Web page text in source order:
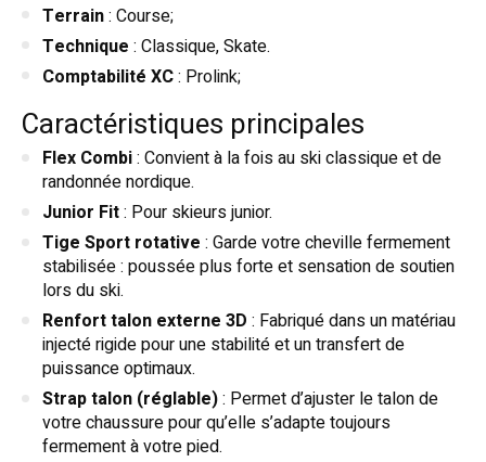
Terrain: Course;
Technique : Classique, Skate.
Comptabilité XC: Prolink;
Caractéristiques principales
Flex Combi: Convient à la fois au ski classique et de
randonnée nordique.
Junior Fit: Pour skieurs junior.
Tige Sport rotative : Garde votre cheville fermement
stabilisée : poussée plus forte et sensation de soutien
lors du ski.
Renfort talon externe 3D : Fabriqué dans un matériau
injecté rigide pour une stabilité et un transfert de
puissance optimaux.
Strap talon (réglable): Permet d’ajuster le talon de
votre chaussure pour qu’elle s’adapte toujours
fermement à votre pied.